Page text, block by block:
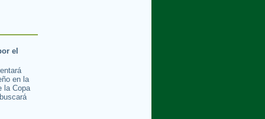
el
en la
la Copa